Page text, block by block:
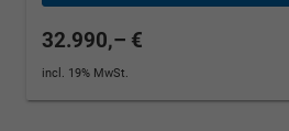
32.990,– €
incl. 19% MwSt.